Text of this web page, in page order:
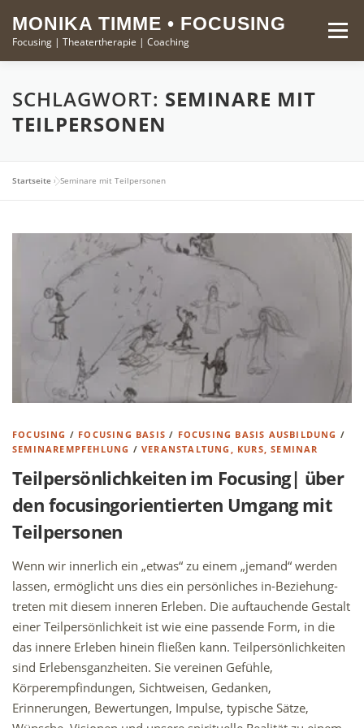
springen
Inhalt
springen
MONIKA TIMME • FOCUSING
Focusing | Theatertherapie | Coaching
Menü
FOCUSING THEATERTHERAPIE MONIKA TIMME
SCHLAGWORT: SEMINARE MIT
TEILPERSONEN
Startseite »Seminare mit Teilpersonen
FOCUSING / FOCUSING BASIS / FOCUSING BASIS AUSBILDUNG /
SEMINAREMPFEHLUNG /VERANSTALTUNG, KURS, SEMINAR
Teilpersönlichkeiten im Focusing| über
den focusingorientierten Umgang mit
Teilpersonen
Wenn wir innerlich ein „etwas“ zu einem „jemand“ werden
lassen, ermöglicht uns dies ein persönliches in-Beziehung-
treten mit diesem inneren Erleben. Die auftauchende Gestalt
einer Teilpersönlichkeit ist wie eine passende Form, in die
das innere Erleben hinein fließen kann. Teilpersönlichkeiten
sind Erlebensganzheiten. Sie vereinen Gefühle,
Körperempfindungen, Sichtweisen, Gedanken,
Erinnerungen, Bewertungen, Impulse, typische Sätze,